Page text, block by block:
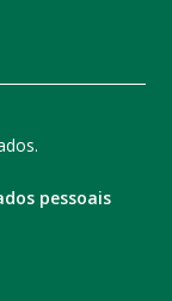
pessoais